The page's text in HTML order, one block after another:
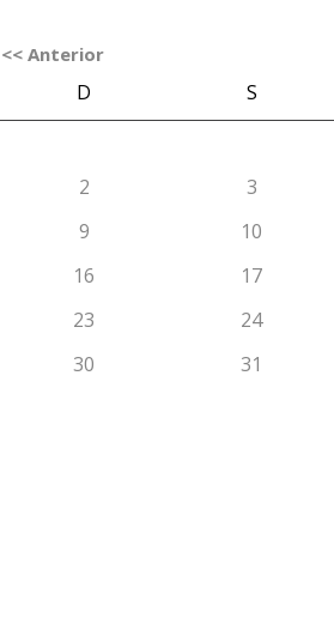
<< Anterior
D S
2 3
9
10
16
17
23
24
30
31